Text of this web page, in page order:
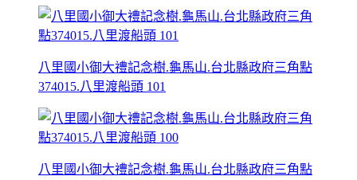
八里國小御大禮記念樹.龜馬山.台北縣政府三角點
374015.八里渡船頭 101
八里國小御大禮記念樹.龜馬山.台北縣政府三角點